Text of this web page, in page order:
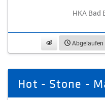
HKA Bad
beobachtenAbgelaufen
Hot - Stone -